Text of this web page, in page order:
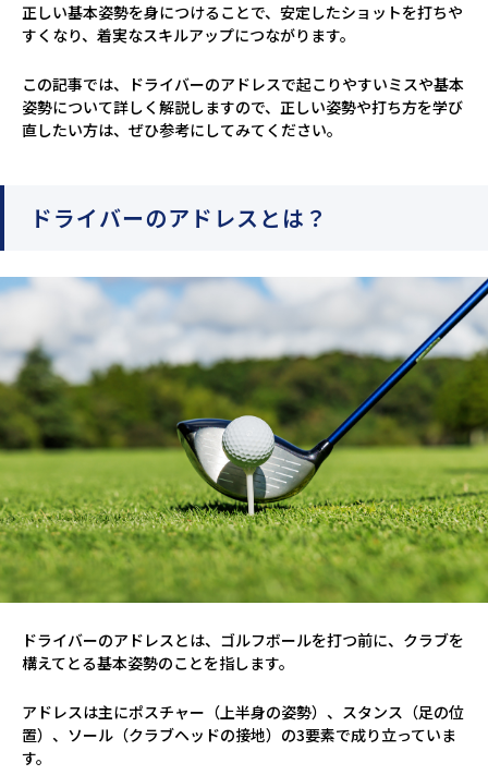
正しい基本姿勢を身につけることで、安定したショットを打ちや
すくなり、着実なスキルアップにつながります。
この記事では、ドライバーのアドレスで起こりやすいミスや基本
姿勢について詳しく解説しますので、正しい姿勢や打ち方を学び
直したい方は、ぜひ参考にしてみてください。
ドライバーのアドレスとは？
ドライバーのアドレスとは、ゴルフボールを打つ前に、クラブを
構えてとる基本姿勢のことを指します。
アドレスは主にポスチャー（上半身の姿勢）、スタンス（足の位
置）、ソール（クラブヘッドの接地）の3要素で成り立っていま
す。